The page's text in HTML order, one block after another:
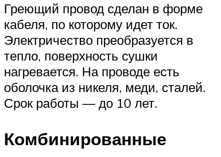
Греющий провод сделан в форме
кабеля, по которому идет ток.
Электричество преобразуется в
тепло, поверхность сушки
нагревается. На проводе есть
оболочка из никеля, меди, сталей.
Срок работы — до 10 лет.
Комбинированные